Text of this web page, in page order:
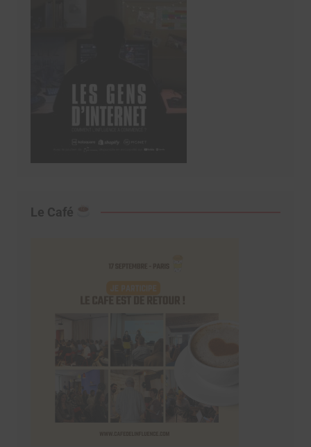
Le Café